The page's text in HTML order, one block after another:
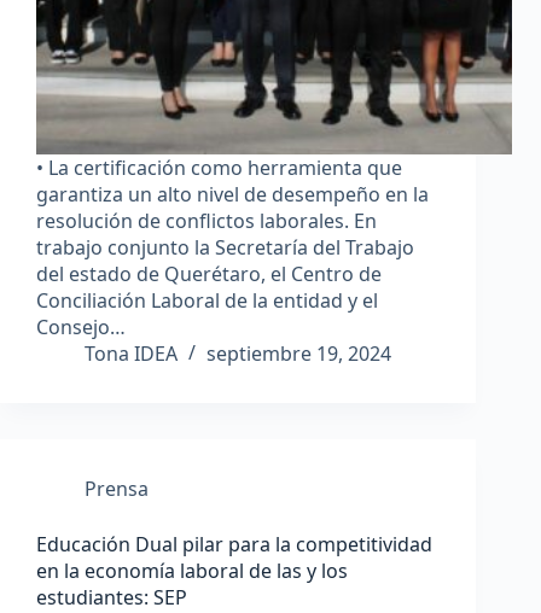
• La certificación como herramienta que
garantiza un alto nivel de desempeño en la
resolución de conflictos laborales. En
trabajo conjunto la Secretaría del Trabajo
del estado de Querétaro, el Centro de
Conciliación Laboral de la entidad y el
Consejo…
Tona IDEA
septiembre 19, 2024
Prensa
Educación Dual pilar para la competitividad
en la economía laboral de las y los
estudiantes: SEP